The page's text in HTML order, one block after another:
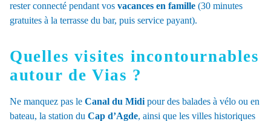
rester connecté pendant vos vacances en famille (30 minutes
gratuites à la terrasse du bar, puis service payant).
Quelles visites incontournables
autour de Vias ?
Ne manquez pas le Canal du Midipour des balades à vélo ou en
bateau, la station du Cap d’Agde, ainsi que les villes historiques